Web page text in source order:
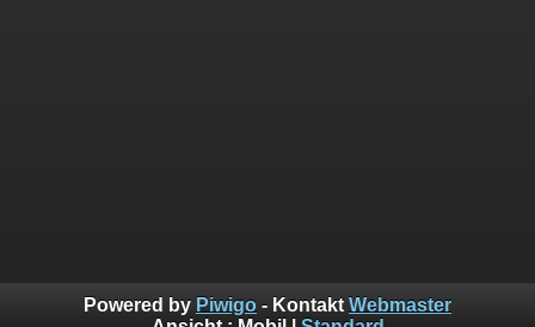
Powered by Piwigo - Kontakt Webmaster